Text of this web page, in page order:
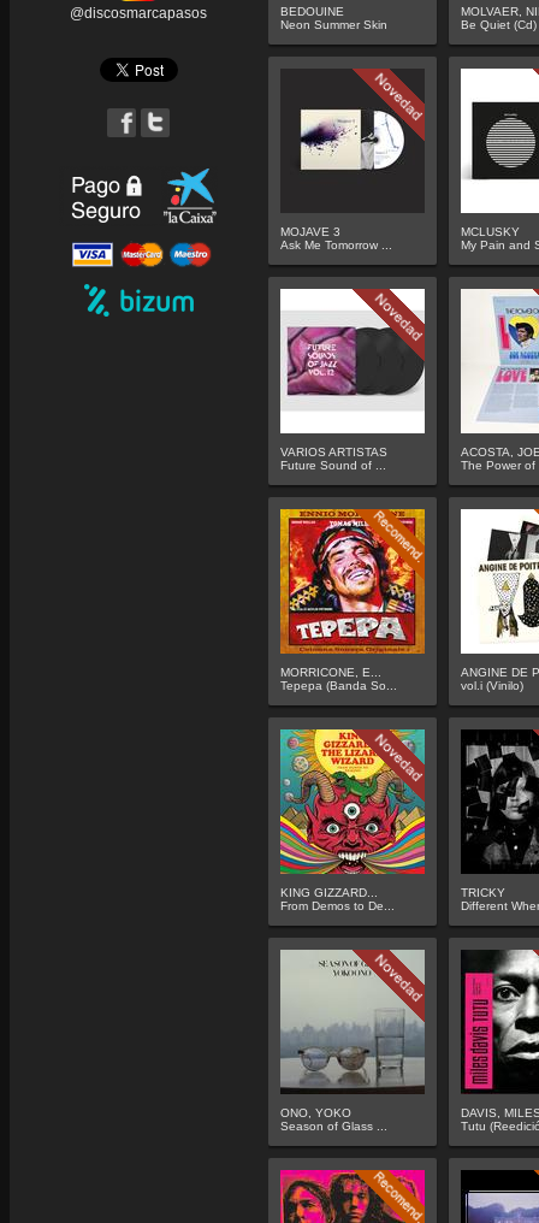
@discosmarcapasos
BEDOUINE
Neon Summer Skin
MOLVAER,
Be Quiet (Cd)
MOJAVE 3
Ask Me Tomorrow ...
MCLUSKY
My Pain and
VARIOS ARTISTAS
Future Sound of ...
ACOSTA,
The Power of
MORRICONE, E...
Tepepa (Banda So...
ANGINE DE
vol.i (Vinilo)
KING GIZZARD...
From Demos to De...
TRICKY
Different
ONO, YOKO
Season of Glass ...
DAVIS,
Tutu